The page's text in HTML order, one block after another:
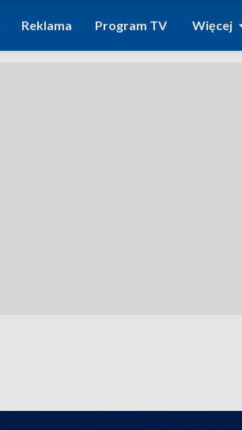
Reklama Program TV Więcej